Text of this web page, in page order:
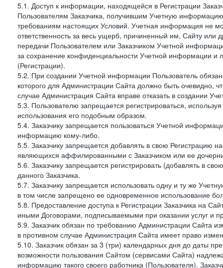
5.1. Доступ к информации, находящейся в Регистрации
Пользователям Заказчика, получившим Учетную
требованиям настоящих Условий. Учетная информация не
ответственность за весь ущерб, причиненный им, Сайту
передачи Пользователем или Заказчиком Учетной
за сохранение конфиденциальности Учетной информации
(Регистрации).
5.2. При создании Учетной информации Пользователь
которого для Администрации Сайта должно быть очевидно,
случае Администрация Сайта вправе отказать в создании
5.3. Пользователю запрещается регистрироваться,
использования его подобным образом.
5.4. Заказчику запрещается пользоваться Учетной
информацию кому-либо.
5.5. Заказчику запрещается добавлять в свою Регистрацию
являющихся аффилированными с Заказчиком или ее
5.6. Заказчику запрещается регистрировать (добавлять в
данного Заказчика.
5.7. Заказчику запрещается использовать одну и ту же
в том числе запрещено ее одновременное использование
5.8. Предоставление доступа к Регистрации Заказчика на
иными Договорами, подписываемыми при оказании услуг и
5.9. Заказчик обязан по требованию Администрации Сайта
в противном случае Администрация Сайта имеет право
5.10. Заказчик обязан за 3 (три) календарных дня до даты
возможности пользования Сайтом (сервисами Сайта)
информацию такого своего работника (Пользователя).